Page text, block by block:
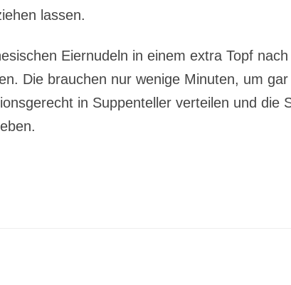
lassen.
Eiernudeln in einem extra Topf nach
Die brauchen nur wenige Minuten, um gar
in Suppenteller verteilen und die